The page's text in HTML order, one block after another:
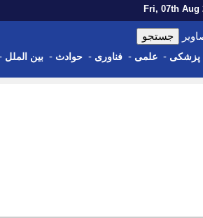
پزشکی - علمی - فناوری - حوادث - بین الملل